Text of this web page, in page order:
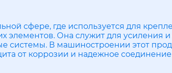
сфере, где используется для
элементов. Она служит для усиления
системы. В машиностроении этот
от коррозии и надежное соединение